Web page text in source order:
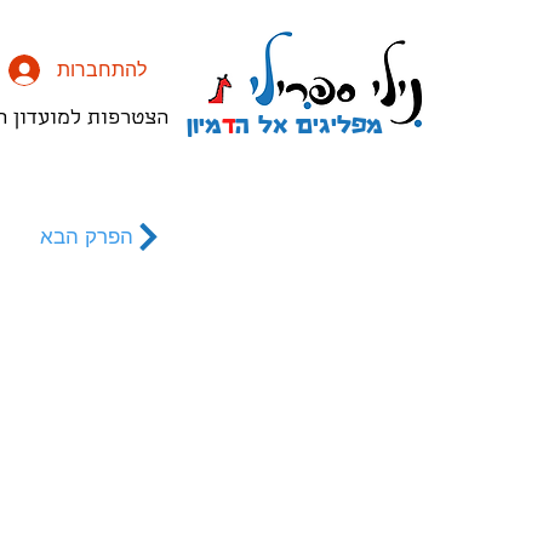
להתחברות
הצטרפות למועדון מפליגים אל הדמיון
הפרק הבא